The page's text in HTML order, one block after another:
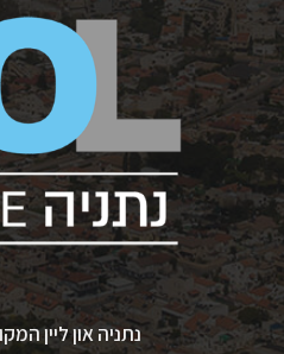
נתניה און ליין